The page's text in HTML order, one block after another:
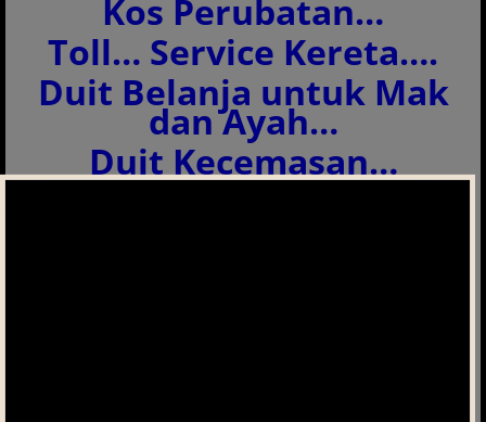
Kos Perubatan…
Toll… Service Kereta….
Duit Belanja untuk Mak
dan Ayah…
Duit Kecemasan…